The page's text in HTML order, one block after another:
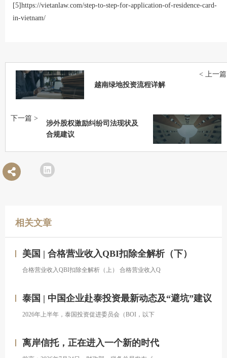
[5]https://vietanlaw.com/step-to-step-for-application-of-residence-card-
in-vietnam/
越南绿地投资流程详解
< 上一篇
涉外股权激励纠纷司法现状及
合规建议
下一篇 >
相关文章
美国 | 合格营业收入QBI扣除全解析（下）
合格营业收入QBI扣除全解析（上） 合格营业收入Q
泰国 | 中国企业赴泰投资最新动态及“避坑”建议
2026年上半年，泰国投资促进委员会（BOI，以下
离岸信托，正在进入一个新的时代